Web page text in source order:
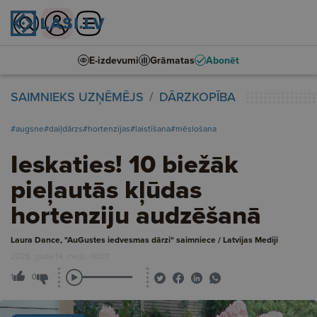
E-izdevumi Grāmatas Abonēt
SAIMNIEKS UZŅĒMĒJS DĀRZKOPĪBA
#augsne#daiļdārzs#hortenzijas#laistīšana#mēslošana
Ieskaties! 10 biežāk
pieļautās kļūdas
hortenziju audzēšanā
Laura Dance, "AuGustes iedvesmas dārzi" saimniece / Latvijas Mediji
2026. gada 14. maijs, 00:01
1 0